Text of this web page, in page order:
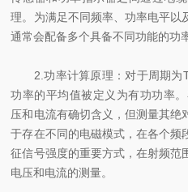
理。为满足不同频率、功率电平以
通常会配备多个具备不同功能的功
2.功率计算原理：对于周期为T
功率的平均值被定义为有功功率
压和电流有确切含义，但测量其绝
于存在不同的电磁模式，在各个频
征信号强度的重要方式，在射频范
电压和电流的测量。